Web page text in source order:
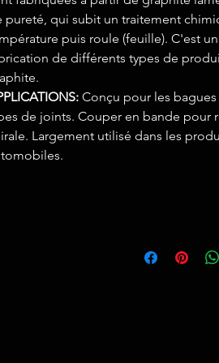
pureté, qui subit un traitement
puis roule (feuille). C'est
de différents types de
Conçu pour les
de joints. Couper en bande pour
Largement utilisé dans les